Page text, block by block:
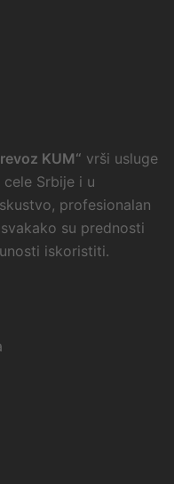
KUM“ vrši usluge
Srbije i u
profesionalan
su prednosti
iskoristiti.